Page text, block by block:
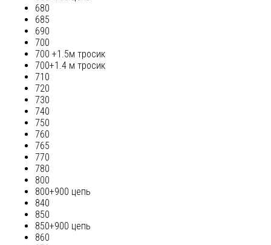
680
685
690
700
700 +1.5м тросик
700+1.4 м тросик
710
720
730
740
750
760
765
770
780
800
800+900 цепь
840
850
850+900 цепь
860